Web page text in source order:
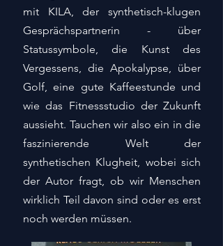
mit KILA, der synthetisch-klugen
Gesprächspartnerin - über
Statussymbole, die Kunst des
Vergessens, die Apokalypse, über
Golf, eine gute Kaffeestunde und
wie das Fitnessstudio der Zukunft
aussieht. Tauchen wir also ein in die
faszinierende Welt der
synthetischen Klugheit, wobei sich
der Autor fragt, ob wir Menschen
wirklich Teil davon sind oder es erst
noch werden müssen.